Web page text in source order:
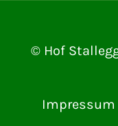
© Hof
Impressum